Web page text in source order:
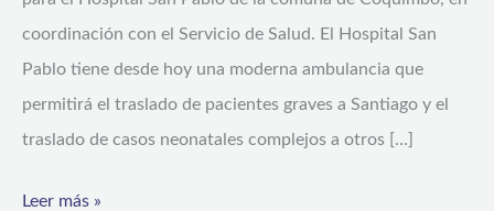
coordinación con el Servicio de Salud. El Hospital San
Pablo tiene desde hoy una moderna ambulancia que
permitirá el traslado de pacientes graves a Santiago y el
traslado de casos neonatales complejos a otros […]
pacientes
graves
y
neonatales
Leer más »